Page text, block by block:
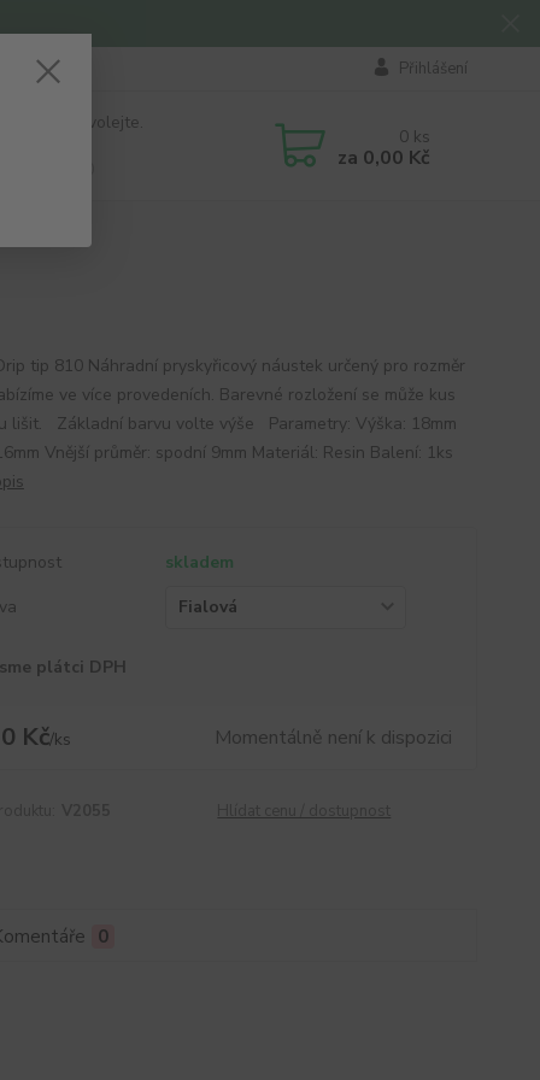
Přihlášení
rady? Zavolejte.
0 ks
za 0,00 Kč
tip 810 Náhradní pryskyřicový náustek určený pro rozměr
ve více provedeních. Barevné rozložení se může kus
lišit. Základní barvu volte výše Parametry: Výška: 18mm
Vnější průměr: spodní 9mm Materiál: Resin Balení: 1ks
skladem
plátci DPH
Kč/ks Momentálně není k dispozici
0